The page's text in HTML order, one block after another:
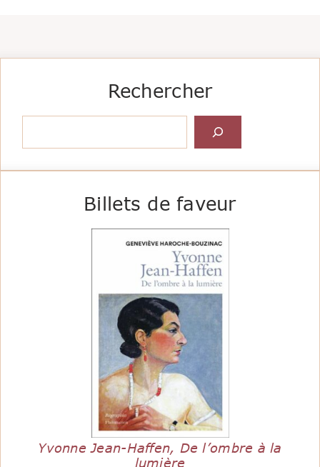
Rechercher
Billets de faveur
Yvonne Jean-Haffen, De l’ombre à la
lumière